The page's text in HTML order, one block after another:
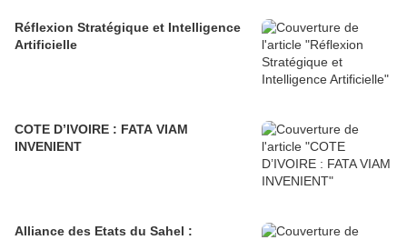
Réflexion Stratégique et Intelligence
Artificielle
COTE D’IVOIRE : FATA VIAM
INVENIENT
Alliance des Etats du Sahel :